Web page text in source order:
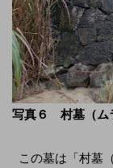
写真６ 村墓（ム
この墓は「村墓